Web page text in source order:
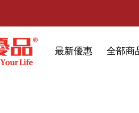
最新優惠 全部商